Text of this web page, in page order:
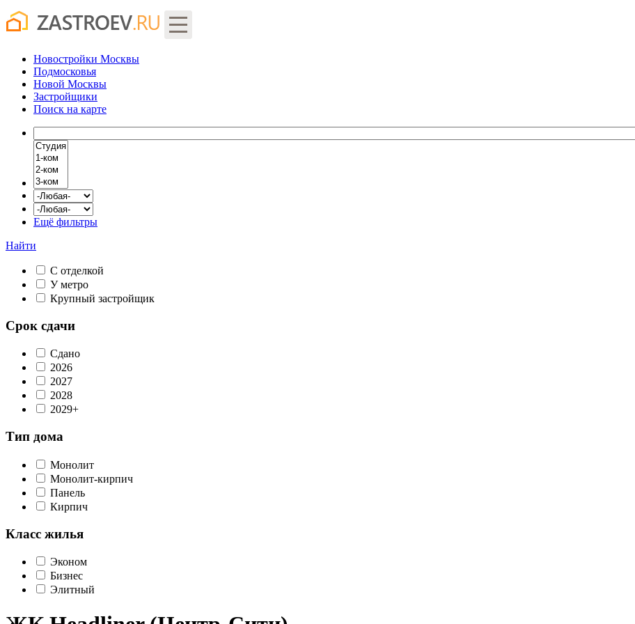
Новостройки Москвы
Подмосковья
Новой Москвы
Застройщики
Поиск на карте
Ещё фильтры
Найти
С отделкой
У метро
Крупный застройщик
Срок сдачи
Сдано
2026
2027
2028
2029+
Тип дома
Монолит
Монолит-кирпич
Панель
Кирпич
Класс жилья
Эконом
Бизнес
Элитный